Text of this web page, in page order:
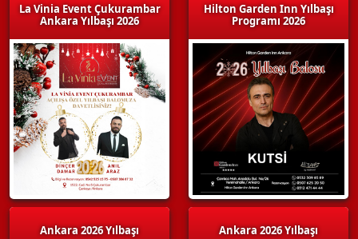
La Vinia Event Çukurambar
Ankara Yılbaşı 2026
Ankara 2026 Yılbaşı
Hilton Garden Inn Yılbaşı
Programı 2026
Ankara 2026 Yılbaşı